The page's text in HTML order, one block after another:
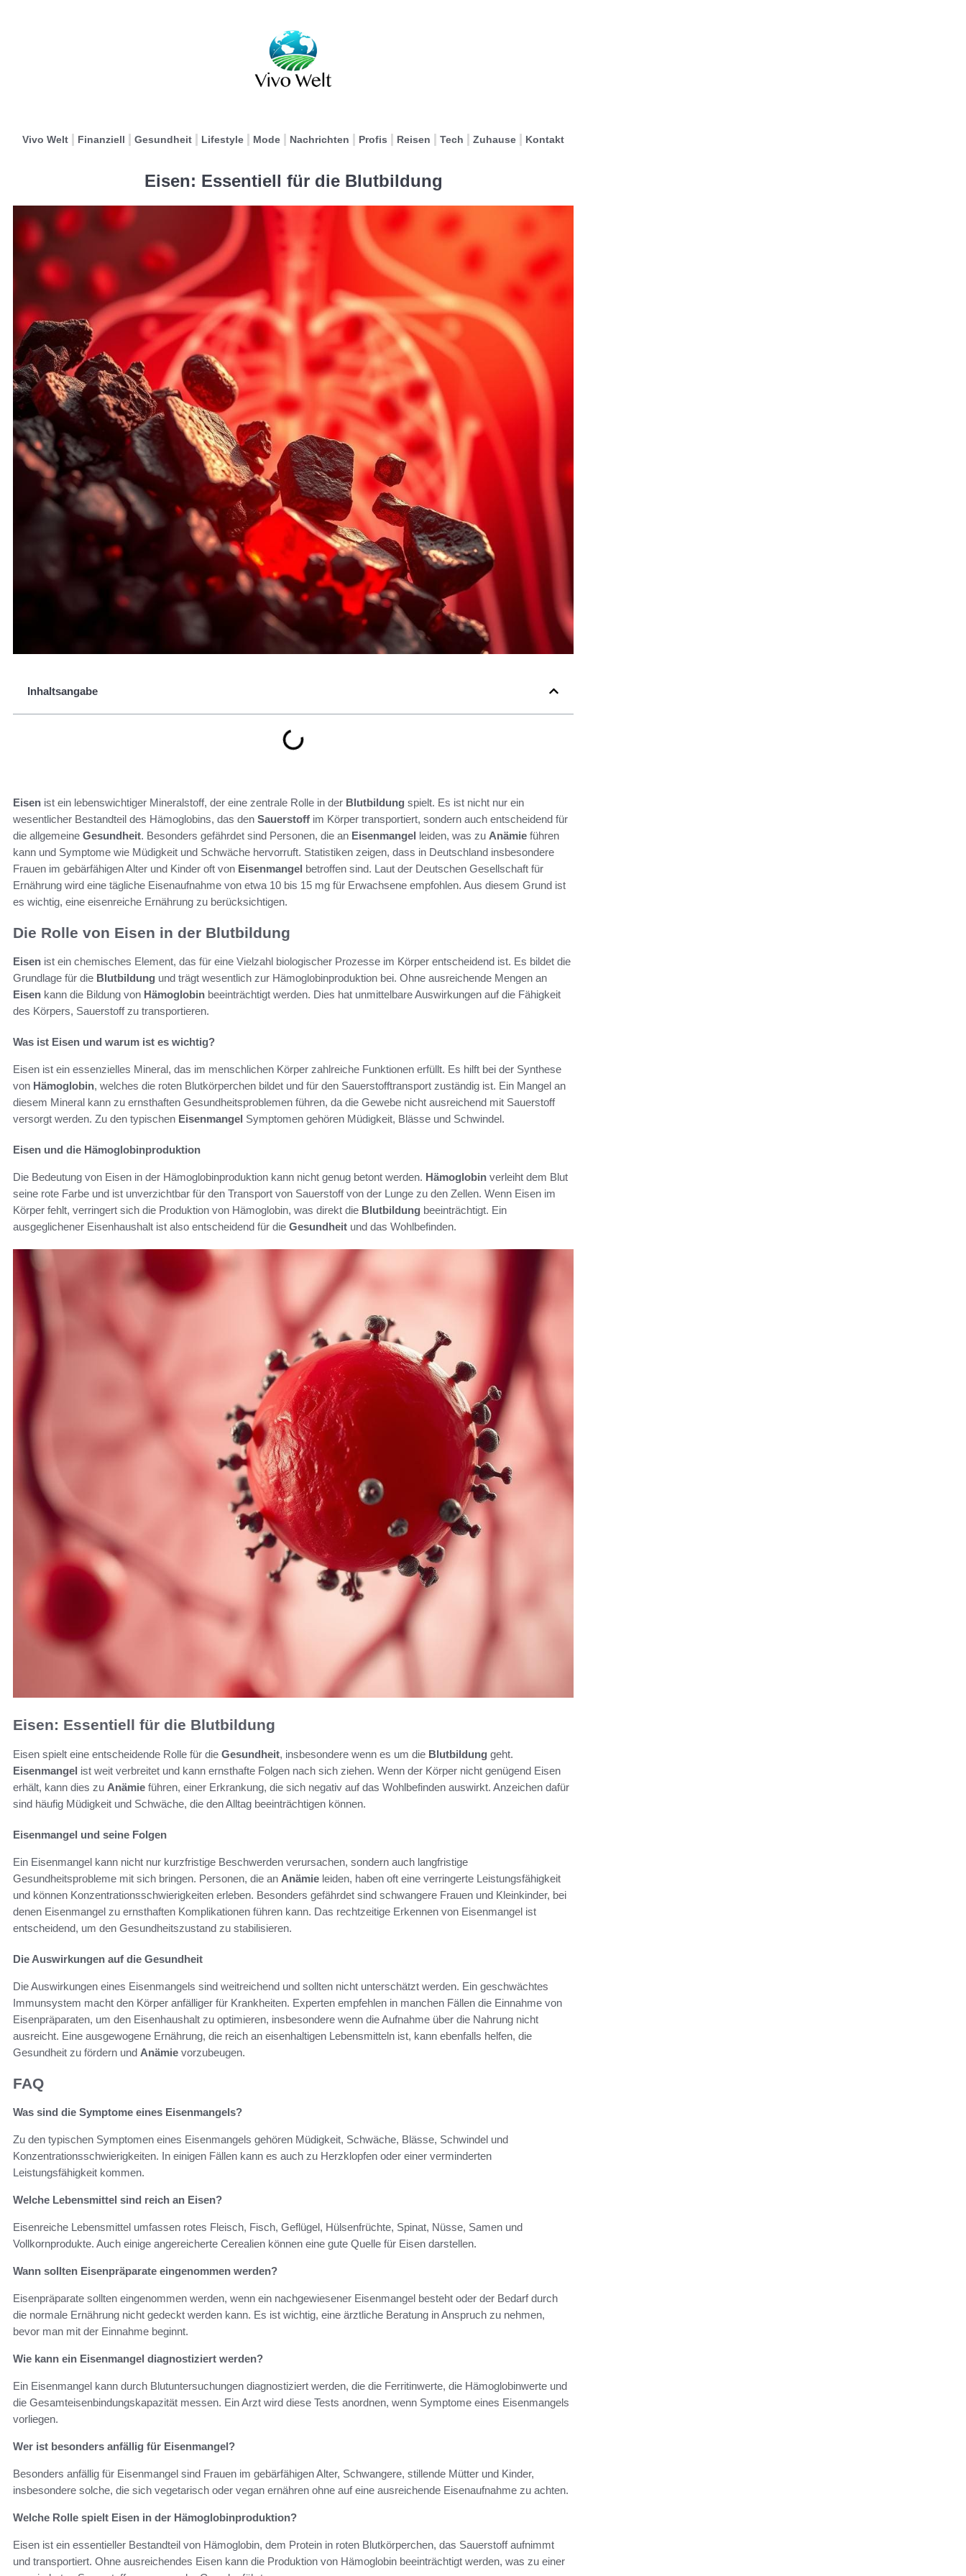
Vivo Welt Finanziell Gesundheit Lifestyle Mode Nachrichten Profis Reisen Tech Zuhause Kontakt
Eisen: Essentiell für die Blutbildung
Inhaltsangabe
Eisen ist ein lebenswichtiger Mineralstoff, der eine zentrale Rolle in der Blutbildung spielt. Es ist nicht nur ein
wesentlicher Bestandteil des Hämoglobins, das den Sauerstoff im Körper transportiert, sondern auch entscheidend für
die allgemeine Gesundheit. Besonders gefährdet sind Personen, die an Eisenmangel leiden, was zu Anämie führen
kann und Symptome wie Müdigkeit und Schwäche hervorruft. Statistiken zeigen, dass in Deutschland insbesondere
Frauen im gebärfähigen Alter und Kinder oft von Eisenmangel betroffen sind. Laut der Deutschen Gesellschaft für
Ernährung wird eine tägliche Eisenaufnahme von etwa 10 bis 15 mg für Erwachsene empfohlen. Aus diesem Grund ist
es wichtig, eine eisenreiche Ernährung zu berücksichtigen.
Die Rolle von Eisen in der Blutbildung
Eisen ist ein chemisches Element, das für eine Vielzahl biologischer Prozesse im Körper entscheidend ist. Es bildet die
Grundlage für die Blutbildung und trägt wesentlich zur Hämoglobinproduktion bei. Ohne ausreichende Mengen an
Eisen kann die Bildung von Hämoglobin beeinträchtigt werden. Dies hat unmittelbare Auswirkungen auf die Fähigkeit
des Körpers, Sauerstoff zu transportieren.
Was ist Eisen und warum ist es wichtig?
Eisen ist ein essenzielles Mineral, das im menschlichen Körper zahlreiche Funktionen erfüllt. Es hilft bei der Synthese
von Hämoglobin, welches die roten Blutkörperchen bildet und für den Sauerstofftransport zuständig ist. Ein Mangel an
diesem Mineral kann zu ernsthaften Gesundheitsproblemen führen, da die Gewebe nicht ausreichend mit Sauerstoff
versorgt werden. Zu den typischen Eisenmangel Symptomen gehören Müdigkeit, Blässe und Schwindel.
Eisen und die Hämoglobinproduktion
Die Bedeutung von Eisen in der Hämoglobinproduktion kann nicht genug betont werden. Hämoglobin verleiht dem Blut
seine rote Farbe und ist unverzichtbar für den Transport von Sauerstoff von der Lunge zu den Zellen. Wenn Eisen im
Körper fehlt, verringert sich die Produktion von Hämoglobin, was direkt die Blutbildung beeinträchtigt. Ein
ausgeglichener Eisenhaushalt ist also entscheidend für die Gesundheit und das Wohlbefinden.
Eisen: Essentiell für die Blutbildung
Eisen spielt eine entscheidende Rolle für die Gesundheit, insbesondere wenn es um die Blutbildung geht.
Eisenmangel ist weit verbreitet und kann ernsthafte Folgen nach sich ziehen. Wenn der Körper nicht genügend Eisen
erhält, kann dies zu Anämie führen, einer Erkrankung, die sich negativ auf das Wohlbefinden auswirkt. Anzeichen dafür
sind häufig Müdigkeit und Schwäche, die den Alltag beeinträchtigen können.
Eisenmangel und seine Folgen
Ein Eisenmangel kann nicht nur kurzfristige Beschwerden verursachen, sondern auch langfristige
Gesundheitsprobleme mit sich bringen. Personen, die an Anämie leiden, haben oft eine verringerte Leistungsfähigkeit
und können Konzentrationsschwierigkeiten erleben. Besonders gefährdet sind schwangere Frauen und Kleinkinder, bei
denen Eisenmangel zu ernsthaften Komplikationen führen kann. Das rechtzeitige Erkennen von Eisenmangel ist
entscheidend, um den Gesundheitszustand zu stabilisieren.
Die Auswirkungen auf die Gesundheit
Die Auswirkungen eines Eisenmangels sind weitreichend und sollten nicht unterschätzt werden. Ein geschwächtes
Immunsystem macht den Körper anfälliger für Krankheiten. Experten empfehlen in manchen Fällen die Einnahme von
Eisenpräparaten, um den Eisenhaushalt zu optimieren, insbesondere wenn die Aufnahme über die Nahrung nicht
ausreicht. Eine ausgewogene Ernährung, die reich an eisenhaltigen Lebensmitteln ist, kann ebenfalls helfen, die
Gesundheit zu fördern und Anämie vorzubeugen.
FAQ
Was sind die Symptome eines Eisenmangels?
Zu den typischen Symptomen eines Eisenmangels gehören Müdigkeit, Schwäche, Blässe, Schwindel und
Konzentrationsschwierigkeiten. In einigen Fällen kann es auch zu Herzklopfen oder einer verminderten
Leistungsfähigkeit kommen.
Welche Lebensmittel sind reich an Eisen?
Eisenreiche Lebensmittel umfassen rotes Fleisch, Fisch, Geflügel, Hülsenfrüchte, Spinat, Nüsse, Samen und
Vollkornprodukte. Auch einige angereicherte Cerealien können eine gute Quelle für Eisen darstellen.
Wann sollten Eisenpräparate eingenommen werden?
Eisenpräparate sollten eingenommen werden, wenn ein nachgewiesener Eisenmangel besteht oder der Bedarf durch
die normale Ernährung nicht gedeckt werden kann. Es ist wichtig, eine ärztliche Beratung in Anspruch zu nehmen,
bevor man mit der Einnahme beginnt.
Wie kann ein Eisenmangel diagnostiziert werden?
Ein Eisenmangel kann durch Blutuntersuchungen diagnostiziert werden, die die Ferritinwerte, die Hämoglobinwerte und
die Gesamteisenbindungskapazität messen. Ein Arzt wird diese Tests anordnen, wenn Symptome eines Eisenmangels
vorliegen.
Wer ist besonders anfällig für Eisenmangel?
Besonders anfällig für Eisenmangel sind Frauen im gebärfähigen Alter, Schwangere, stillende Mütter und Kinder,
insbesondere solche, die sich vegetarisch oder vegan ernähren ohne auf eine ausreichende Eisenaufnahme zu achten.
Welche Rolle spielt Eisen in der Hämoglobinproduktion?
Eisen ist ein essentieller Bestandteil von Hämoglobin, dem Protein in roten Blutkörperchen, das Sauerstoff aufnimmt
und transportiert. Ohne ausreichendes Eisen kann die Produktion von Hämoglobin beeinträchtigt werden, was zu einer